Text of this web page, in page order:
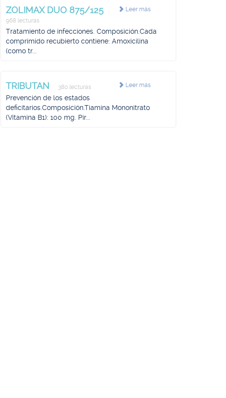
Leer más
ZOLIMAX DUO 875/125
968 lecturas
Tratamiento de infecciones. Composición.Cada
comprimido recubierto contiene: Amoxicilina
(como tr...
Leer más
TRIBUTAN 380 lecturas
Prevención de los estados
deficitarios.Composición.Tiamina Mononitrato
(Vitamina B1): 100 mg. Pir...